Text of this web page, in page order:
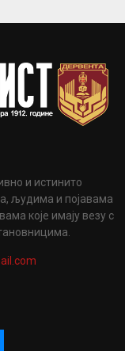
и истинито
људима и појавама
које имају везу с